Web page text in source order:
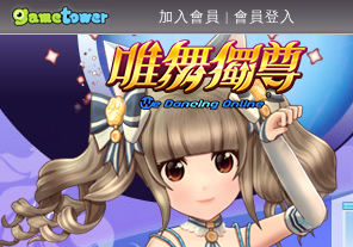
加入會員 | 會員登入